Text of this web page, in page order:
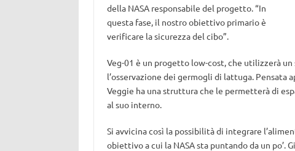
della NASA responsabile del progetto. “In
questa fase, il nostro obiettivo primario è
verificare la sicurezza del cibo”.
Veg-01 è un progetto low-cost, che utilizzerà un
l’osservazione dei germogli di lattuga. Pensata
Veggie ha una struttura che le permetterà di
al suo interno.
Si avvicina così la possibilità di integrare
obiettivo a cui la NASA sta puntando da un po’.